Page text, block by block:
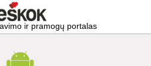
ir pramogų portalas